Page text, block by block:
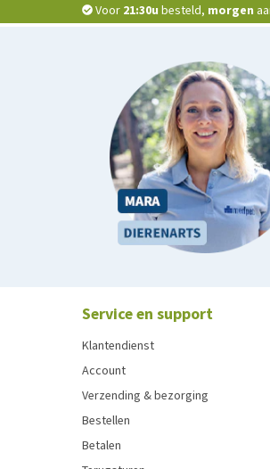
Voor 21:30u besteld, morgen
Service en support
Klantendienst
Account
Verzending & bezorging
Bestellen
Betalen